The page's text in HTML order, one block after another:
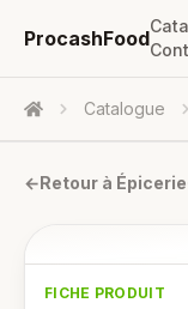
ProcashFood
Accueil Catalogue
←Retour à Épicerie
FICHE PRODUIT